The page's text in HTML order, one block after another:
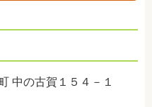
中の古賀１５４－１